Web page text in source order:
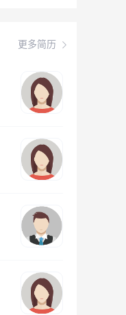
更多简历